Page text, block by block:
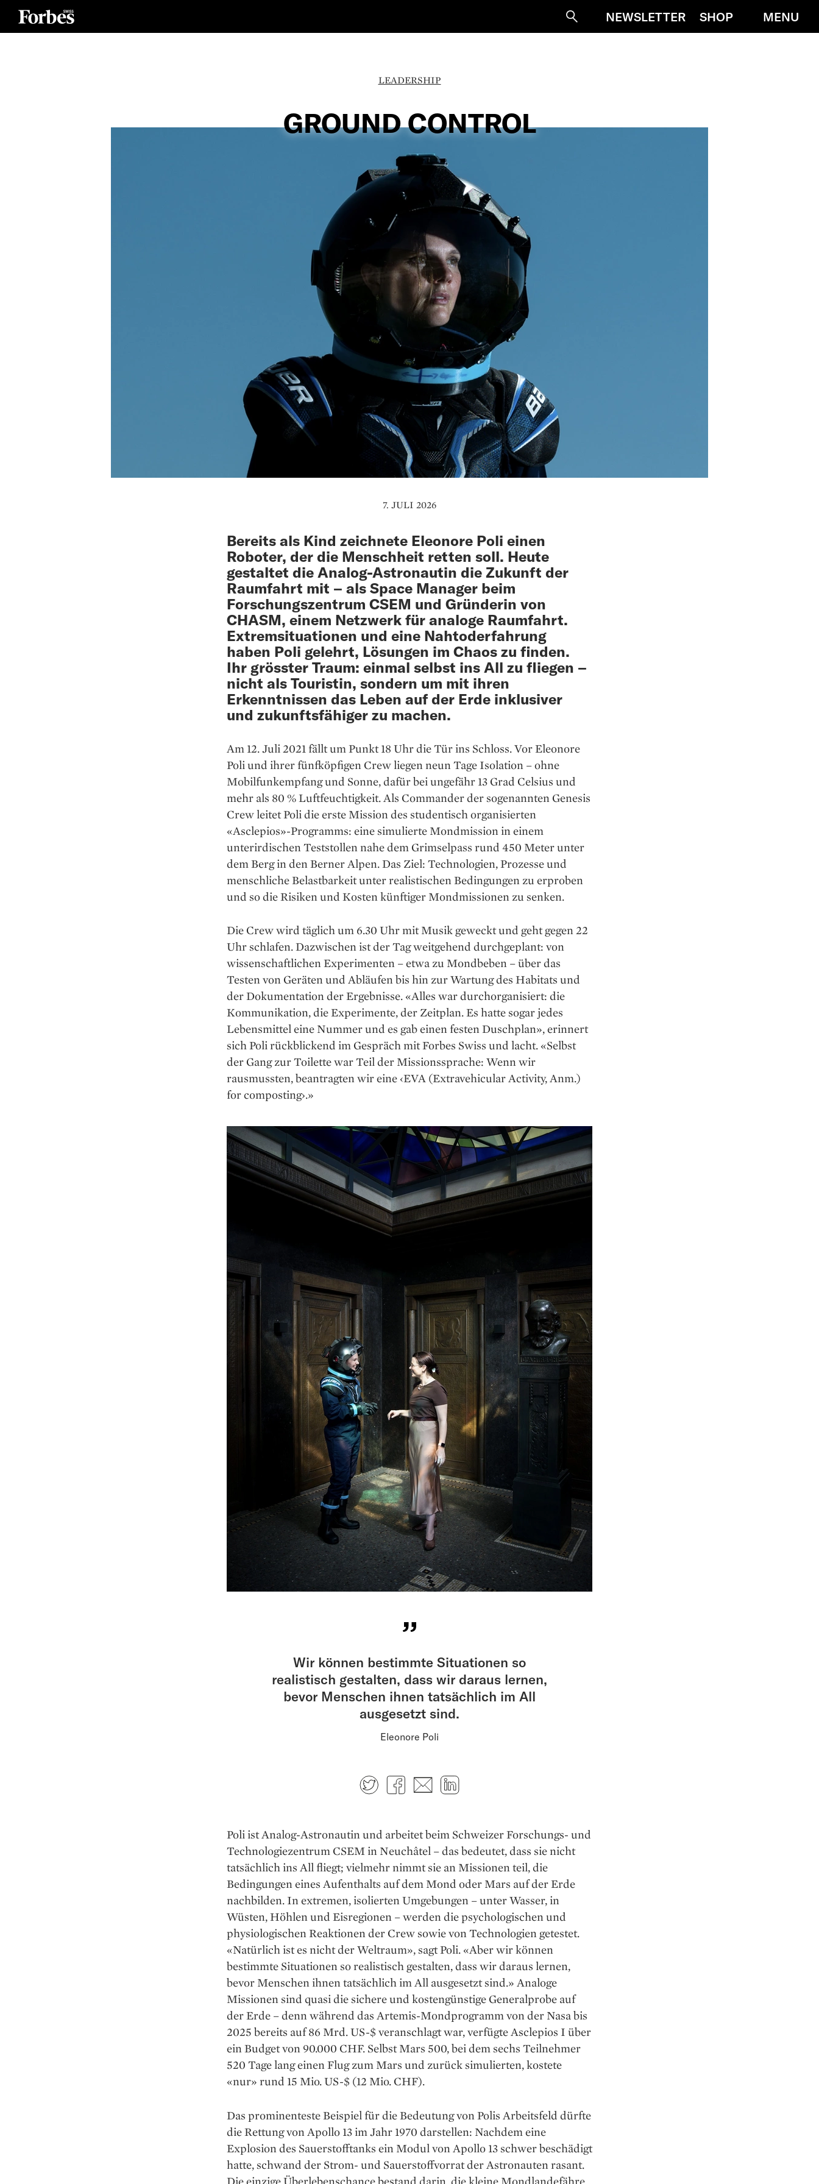
SucheNEWSLETTER SHOP MENU
LEADERSHIP
GROUND CONTROL
7. JULI 2026
Bereits als Kind zeichnete Eleonore Poli einen
Roboter, der die Menschheit retten soll. Heute
gestaltet die Analog-Astronautin die Zukunft der
Raumfahrt mit – als Space Manager beim
Forschungszentrum CSEM und Gründerin von
CHASM, einem Netzwerk für analoge Raumfahrt.
Extremsituationen und eine Nahtoderfahrung
haben Poli gelehrt, Lösungen im Chaos zu finden.
Ihr grösster Traum: einmal selbst ins All zu fliegen –
nicht als Touristin, sondern um mit ihren
Erkenntnissen das Leben auf der Erde inklusiver
und zukunftsfähiger zu machen.
Am 12. Juli 2021 fällt um Punkt 18 Uhr die Tür ins Schloss. Vor Eleonore
Poli und ihrer fünf­köpfigen Crew liegen neun Tage Isolation – ohne
Mobilfunkempfang und Sonne, dafür bei ungefähr 13 Grad Celsius und
mehr als 80 % Luftfeuchtigkeit. Als Commander der sogenannten Genesis
Crew leitet Poli die erste Mission des studentisch organisierten
«Asclepios»-Programms: eine simulierte Mondmission in einem
unterirdischen Teststollen nahe dem Grimselpass rund 450 Meter unter
dem Berg in den Berner Alpen. Das Ziel: Technologien, Prozesse und
menschliche Belastbarkeit unter realistischen Bedingungen zu erproben
und so die Risiken und Kosten künftiger Mond­missionen zu senken.
Die Crew wird täglich um 6.30 Uhr mit Musik geweckt und geht gegen 22
Uhr schlafen. Dazwischen ist der Tag weitgehend durchgeplant: von
wissenschaftlichen Experimenten – etwa zu Mondbeben – über das
Testen von Geräten und Abläufen bis hin zur Wartung des Habitats und
der Dokumentation der Ergebnisse. «Alles war durchorganisiert: die
Kommunikation, die Experimente, der Zeitplan. Es hatte sogar jedes
Lebensmittel eine Nummer und es gab einen festen Duschplan», erinnert
sich Poli rückblickend im Gespräch mit Forbes Swiss und lacht. «Selbst
der Gang zur Toilette war Teil der Missionssprache: Wenn wir
rausmussten, beantragten wir eine ‹EVA (Extravehicular Activity, Anm.)
for composting›.»
Wir können bestimmte Situationen so
realistisch gestalten, dass wir daraus lernen,
bevor Menschen ihnen tatsächlich im All
ausgesetzt sind.
Eleonore Poli
TwitterFacebook
E-mail
Poli ist Analog-Astronautin und arbeitet beim Schweizer Forschungs- und
Technologiezentrum CSEM in Neuchâtel – das bedeutet, dass sie nicht
tatsächlich ins All fliegt; vielmehr nimmt sie an Missionen teil, die
Bedingungen eines Aufenthalts auf dem Mond oder Mars auf der Erde
nachbilden. In extremen, isolierten Umgebungen – unter Wasser, in
Wüsten, Höhlen und Eisregionen – werden die psychologischen und
physiologischen Reaktionen der Crew sowie von Technologien getestet.
«Natürlich ist es nicht der Weltraum», sagt Poli. «Aber wir können
bestimmte Situationen so realistisch gestalten, dass wir daraus lernen,
bevor Menschen ihnen tatsächlich im All ausgesetzt sind.» Analoge
Missionen sind quasi die sichere und kostengünstige Generalprobe auf
der Erde – denn während das Artemis-Mondprogramm von der Nasa bis
2025 bereits auf 86 Mrd. US-$ veranschlagt war, verfügte Asclepios I über
ein Budget von 90.000 CHF. Selbst Mars 500, bei dem sechs Teilnehmer
520 Tage lang einen Flug zum Mars und zurück simulierten, kostete
«nur» rund 15 Mio. US-$ (12 Mio. CHF).
Das prominenteste Beispiel für die Bedeutung von Polis Arbeitsfeld dürfte
die Rettung von Apollo 13 im Jahr 1970 darstellen: Nachdem eine
Explosion des Sauerstofftanks ein Modul von Apollo 13 schwer beschädigt
hatte, schwand der Strom- und Sauerstoffvorrat der Astronauten rasant.
Die einzige Überlebenschance bestand darin, die kleine Mondlandefähre